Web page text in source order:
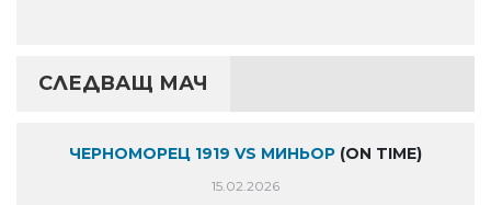
СЛЕДВАЩ МАЧ
ЧЕРНОМОРЕЦ 1919 VS МИНЬОР (ON TIME)
15.02.2026